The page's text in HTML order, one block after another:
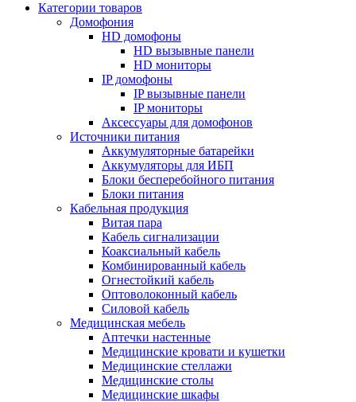
Категории товаров
Домофония
HD домофоны
HD вызывные панели
HD мониторы
IP домофоны
IP вызывные панели
IP мониторы
Аксессуары для домофонов
Источники питания
Аккумуляторные батарейки
Аккумуляторы для ИБП
Блоки бесперебойного питания
Блоки питания
Кабельная продукция
Витая пара
Кабель сигнализации
Коаксиальный кабель
Комбинированный кабель
Огнестойкий кабель
Оптоволоконный кабель
Силовой кабель
Медицинская мебель
Аптечки настенные
Медицинские кровати и кушетки
Медицинские стеллажи
Медицинские столы
Медицинские шкафы